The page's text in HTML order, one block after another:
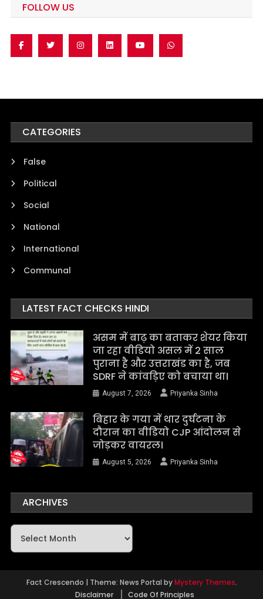
FOLLOW US
CATEGORIES
False
Political
Social
National
International
Communal
LATEST FACT CHECKS HINDI
असम में बाढ़ का बताकर शेयर किया
जा रहा वीडियो असल में 2 साल
पुराना है और उत्तराखंड का है, जब
SDRF ने कांवड़िए को बचाया था।
August 7, 2026 Priyanka Sinha
बिहार के गया में थार दुर्घटना के
दौरान का वीडियो CJP आंदोलन से
जोड़कर वायरल।
August 5, 2026 Priyanka Sinha
ARCHIVES
Archives
Fact Crescendo | Theme: News Portal byMystery Themes.
Disclaimer
Code Of Principles